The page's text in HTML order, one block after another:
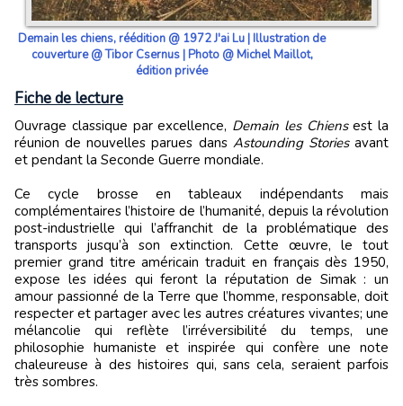
Demain les chiens, réédition @ 1972 J'ai Lu | Illustration de
couverture @ Tibor Csernus | Photo @ Michel Maillot,
édition privée
Fiche de lecture
Ouvrage classique par excellence, Demain les Chiensest la
réunion de nouvelles parues dans Astounding Storiesavant
et pendant la Seconde Guerre mondiale.
Ce cycle brosse en tableaux indépendants mais
complémentaires l’histoire de l’humanité, depuis la révolution
post-industrielle qui l’affranchit de la problématique des
transports jusqu’à son extinction. Cette œuvre, le tout
premier grand titre américain traduit en français dès 1950,
expose les idées qui feront la réputation de Simak : un
amour passionné de la Terre que l’homme, responsable, doit
respecter et partager avec les autres créatures vivantes; une
mélancolie qui reflète l’irréversibilité du temps, une
philosophie humaniste et inspirée qui confère une note
chaleureuse à des histoires qui, sans cela, seraient parfois
très sombres.